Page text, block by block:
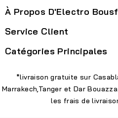
À Propos D'Electro
Service Client
Catégories Principales
*livraison gratuite sur
Marrakech,Tanger et Dar
les frais de